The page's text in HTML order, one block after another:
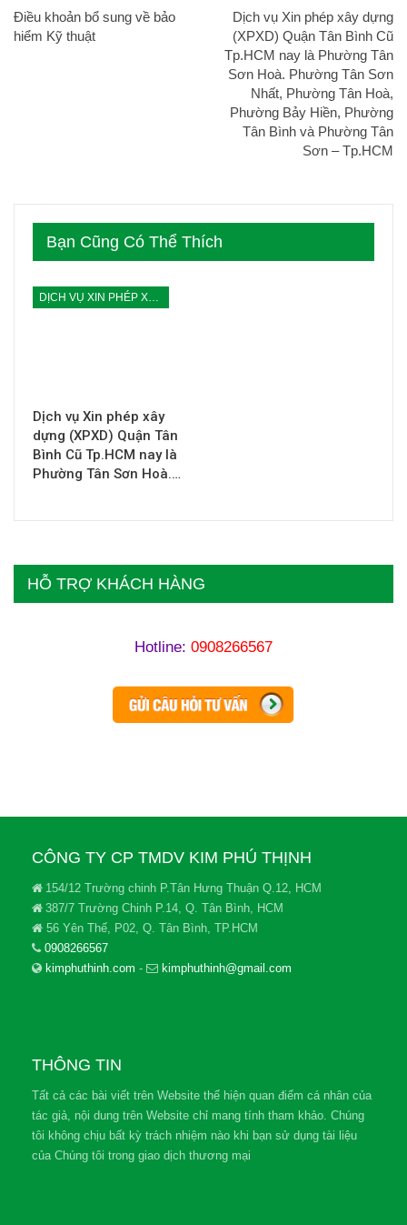
Điều khoản bổ sung về bảo
hiểm Kỹ thuật
Dịch vụ Xin phép xây dựng
(XPXD) Quận Tân Bình Cũ
Tp.HCM nay là Phường Tân
Sơn Hoà. Phường Tân Sơn
Nhất, Phường Tân Hoà,
Phường Bảy Hiền, Phường
Tân Bình và Phường Tân
Sơn – Tp.HCM
Bạn Cũng Có Thể Thích
Dịch vụ Xin phép xây
dựng (XPXD) Quận Tân
Bình Cũ Tp.HCM nay là
Phường Tân Sơn Hoà.…
HỖ TRỢ KHÁCH HÀNG
Hotline: 0908266567
CÔNG TY CP TMDV KIM PHÚ THỊNH
154/12 Trường chinh P.Tân Hưng Thuận Q.12, HCM
387/7 Trường Chinh P.14, Q. Tân Bình, HCM
56 Yên Thế, P02, Q. Tân Bình, TP.HCM
0908266567
kimphuthinh.com - kimphuthinh@gmail.com
THÔNG TIN
Tất cả các bài viết trên Website thể hiện quan điểm cá nhân của
tác giả, nội dung trên Website chỉ mang tính tham khảo. Chúng
tôi không chịu bất kỳ trách nhiệm nào khi bạn sử dụng tài liệu
của Chúng tôi trong giao dịch thương mại